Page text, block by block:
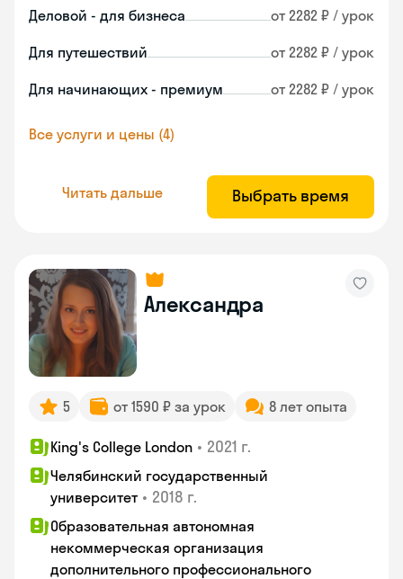
Деловой - для бизнеса от 2282 ₽ / урок
Для путешествий от 2282 ₽ / урок
Для начинающих - премиум от 2282 ₽ / урок
Все услуги и цены (4)
Читать дальше Выбрать время
Александра
5 от 1590 ₽ за урок 8 лет опыта
King's College London • 2021 г.
Челябинский государственный
университет • 2018 г.
Образовательная автономная
некоммерческая организация
дополнительного профессионального